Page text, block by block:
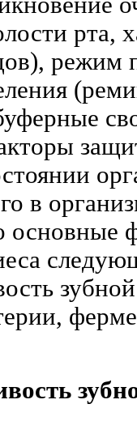
рта,
режим
в
основные